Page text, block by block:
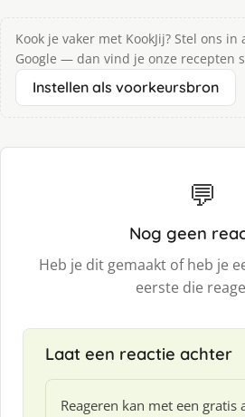
Kook je vaker met KookJij? Stel ons
Google — dan vind je onze recepten
Instellen als voorkeursbron
💬
Nog geen
Heb je dit gemaakt of heb je
eerste die
Laat een reactie achter
Reageren kan met een